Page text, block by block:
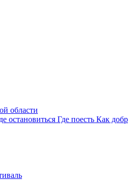
остановиться Где поесть Как